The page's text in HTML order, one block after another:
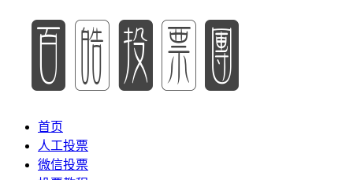
首页
人工投票
微信投票